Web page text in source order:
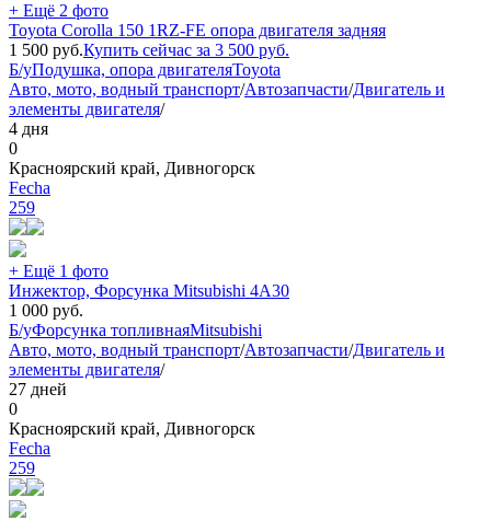
+ Ещё 2 фото
Toyota Corolla 150 1RZ-FE опора двигателя задняя
1 500 руб.Купить сейчас за 3 500 руб.
Б/уПодушка, опора двигателяToyota
Авто, мото, водный транспорт/Автозапчасти/Двигатель и
элементы двигателя/
4 дня
0
Красноярский край, Дивногорск
Fecha
259
+ Ещё 1 фото
Инжектор, Форсунка Mitsubishi 4A30
1 000 руб.
Б/уФорсунка топливнаяMitsubishi
Авто, мото, водный транспорт/Автозапчасти/Двигатель и
элементы двигателя/
27 дней
0
Красноярский край, Дивногорск
Fecha
259